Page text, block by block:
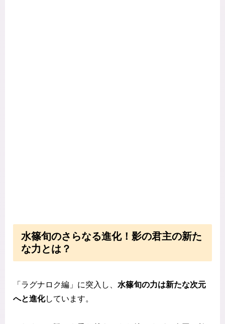
水篠旬のさらなる進化！影の君主の新た
な力とは？
「ラグナロク編」に突入し、 水篠旬の力は新たな次元
へと進化しています。